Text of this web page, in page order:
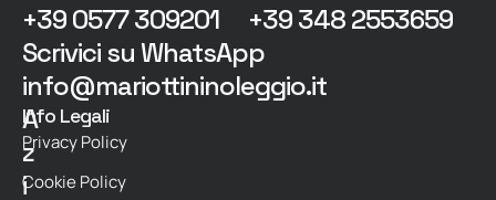
+39 0577 309201
+39 348 2553659
Scrivici su WhatsApp
info@mariottininoleggio.it
A
z
i
Info Legali
Privacy Policy
Cookie Policy